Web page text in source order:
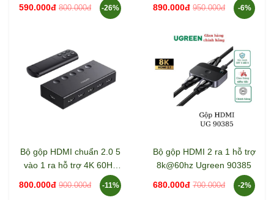
590.000đ 800.000đ -26% 890.000đ 950.000đ -6%
Bộ gộp HDMI chuẩn 2.0 5
vào 1 ra hỗ trợ 4K 60Hz
800.000đ 900.000đ -11%
Bộ gộp HDMI 2 ra 1 hỗ trợ
8k@60hz Ugreen 90385
680.000đ 700.000đ -2%